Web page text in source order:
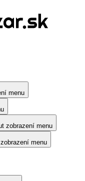
menu
zobrazení menu
menu